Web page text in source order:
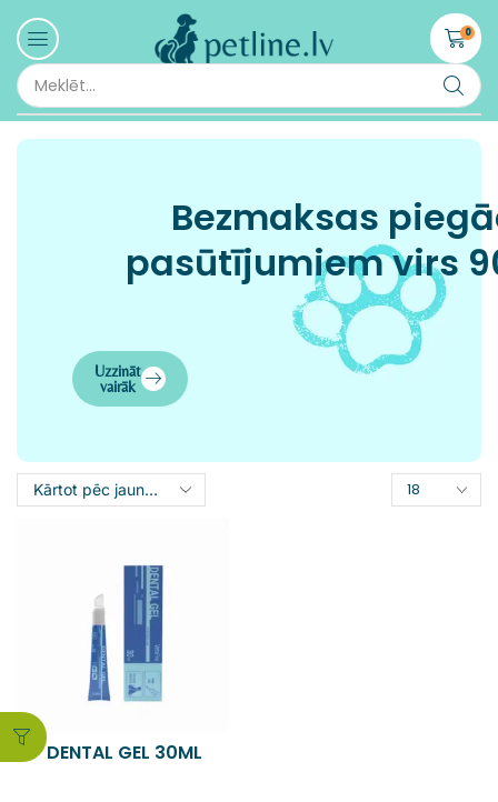
0
Bezmaksas
pasūtījumiem virs
Uzzināt
vairāk
DENTAL GEL 30ML